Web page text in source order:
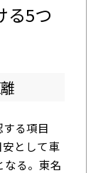
る5つ
る項目
として車
なる。東名